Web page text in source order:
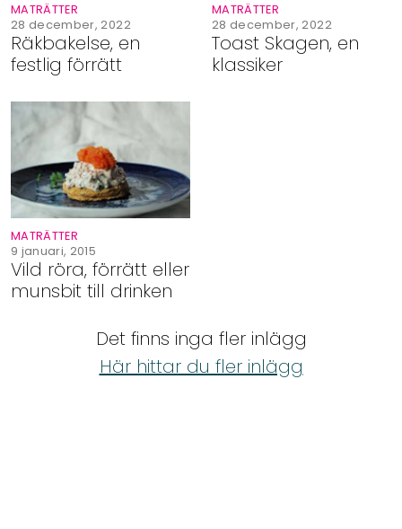
Video
Bloggar
Shop
Hem & Trädgård
Underhållning
Om Oss
Räkbakelse, en
festlig förrätt
MATRÄTTER
28 december, 2022
Toast Skagen, en
klassiker
MATRÄTTER
28 december, 2022
Vild röra, förrätt eller
munsbit till drinken
MATRÄTTER
9 januari, 2015
Det finns inga fler inlägg
Här hittar du fler inlägg